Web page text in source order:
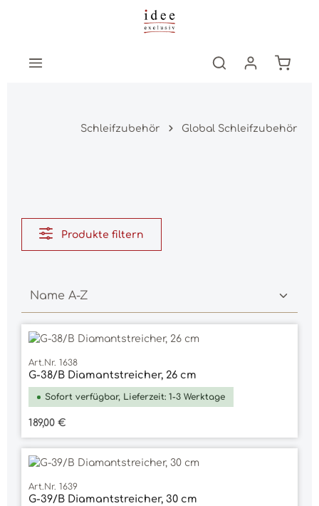
Zum Hauptinhalt springen
Schleifzubehör Global Schleifzubehör
Produkte filtern
Art.Nr. 1638
G-38/B Diamantstreicher, 26 cm
Sofort verfügbar, Lieferzeit: 1-3 Werktage
Regulärer Preis:
189,00 €
Art.Nr. 1639
G-39/B Diamantstreicher, 30 cm